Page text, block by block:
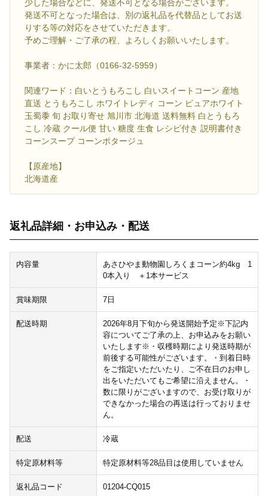
少した場合などに、発送不可となる場合がございます。
発送不可となった場合は、別の返礼品を代替品としてお送
りする等の対応をさせていただきます。
予めご理解・ご了承の程、よろしくお願いいたします。
事業者：かに太郎（0166-32-5959）
関連ワード：白いとうもろこし 白いスイートコーン 産地
直送 とうもろこし ホワイトレディ コーン ピュアホワイト
玉蜀黍 旬 お取り寄せ 旭川市 北海道 送料無料 白とうもろ
こし 冷蔵 クール便 甘い 糖度 生食 レシピ付き 説明書付き
コーンスープ コーンポタージュ
【原産地】
北海道産
返礼品詳細・お申込み・配送
内容量
あさひやま動物園しろくまコーン約4kg 1
0本入り ＋1本サービス
賞味期限 7日
配送時期
2026年8月下旬から発送開始予定※下記内
容についてご了承の上、お申込みをお願い
いたします※・収穫時期により発送時期が
前後する可能性がございます。・到着日時
をご指定いただいたり、ご不在日のお申し
出をいただいてもご希望に沿えません。・
数に限りがございますので、お受け取りが
できなかった場合の再送は行っておりませ
ん。
配送 冷蔵
特定原材料等 特定原材料等28品目は使用していません
返礼品コード 01204-CQ015